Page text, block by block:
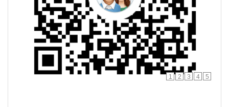
1 2 3 4 5